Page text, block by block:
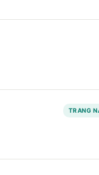
TRANG